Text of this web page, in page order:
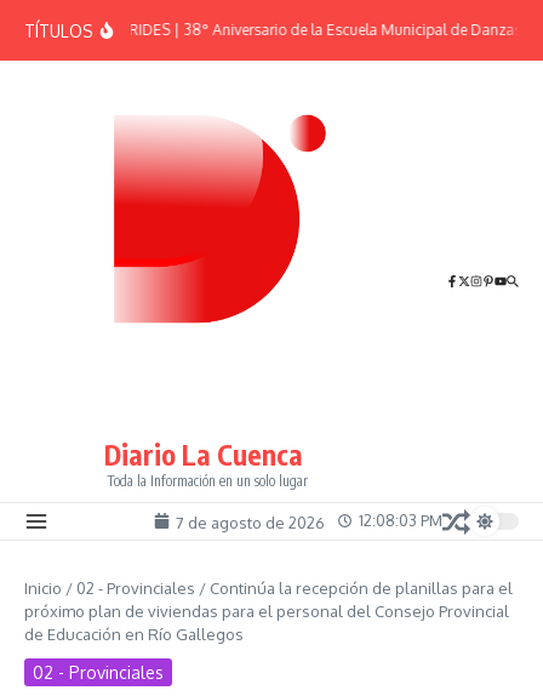
TÍTULOSEFEMÉRIDES | 38° Aniversario de la Escuela Municipal de Danzas “El
Diario La Cuenca
Toda la Información en un solo lugar
7 de agosto de 2026 12:08:04 PM
Inicio / 02 - Provinciales / Continúa la recepción de planillas para el
próximo plan de viviendas para el personal del Consejo Provincial
de Educación en Río Gallegos
02 - Provinciales